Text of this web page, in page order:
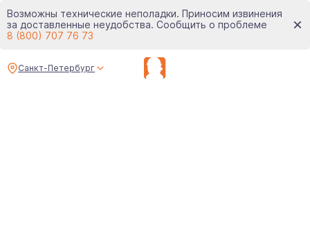
Возможны технические неполадки. Приносим извинения
за доставленные неудобства. Сообщить о проблеме
8 (800) 707 76 73
Санкт-Петербург